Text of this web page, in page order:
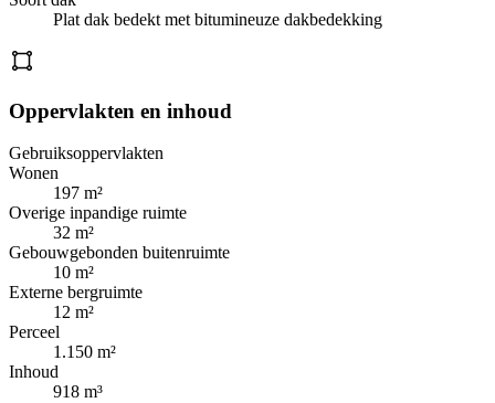
Plat dak bedekt met bitumineuze dakbedekking
Oppervlakten en inhoud
Gebruiksoppervlakten
Wonen
197 m²
Overige inpandige ruimte
32 m²
Gebouwgebonden buitenruimte
10 m²
Externe bergruimte
12 m²
Perceel
1.150 m²
Inhoud
918 m³